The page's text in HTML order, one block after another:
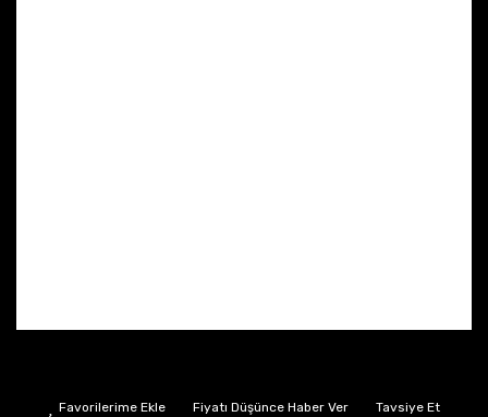
Fiyatı Düşünce Haber Ver Tavsiye Et